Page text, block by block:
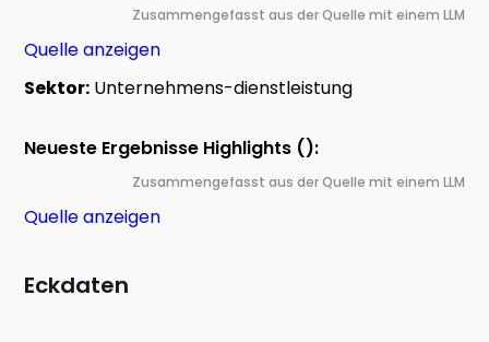
Zusammengefasst aus der Quelle mit einem LLM
Quelle anzeigen
Sektor: Unternehmens-dienstleistung
Neueste Ergebnisse Highlights ():
Zusammengefasst aus der Quelle mit einem LLM
Quelle anzeigen
Eckdaten